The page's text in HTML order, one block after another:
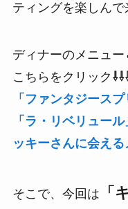
ティングを楽しんで
ディナーのメニュ
こちらをクリック
「ファンタジース
「ラ・リベリュー
ッキーさんに会える
そこで、今回は
「